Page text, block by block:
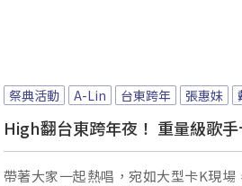
祭典活動 A-Lin 台東跨年 張惠妹
High翻台東跨年夜！ 重量級歌
帶著大家一起熱唱，宛如大型卡K現